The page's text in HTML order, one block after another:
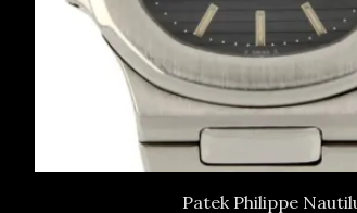
Patek Philippe